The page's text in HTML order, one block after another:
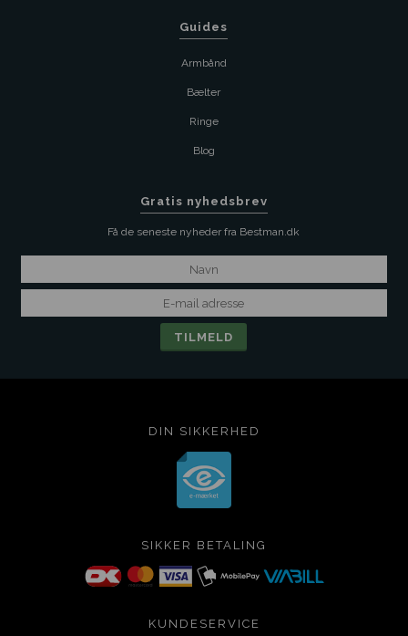
Guides
Armbånd
Bælter
Ringe
Blog
Gratis nyhedsbrev
Få de seneste nyheder fra Bestman.dk
DIN SIKKERHED
SIKKER BETALING
KUNDESERVICE